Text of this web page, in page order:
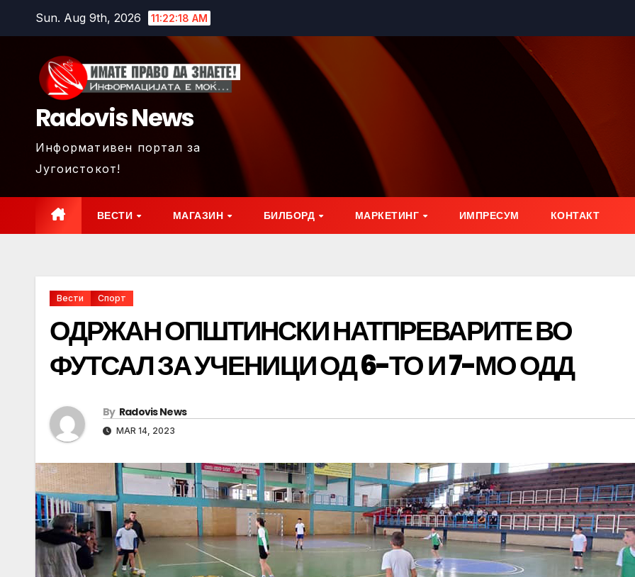
Sun. Aug 9th, 2026 11:22:19 AM
Radovis News
Информативен портал за
Југоистокот!
ВЕСТИ МАГАЗИН БИЛБОРД МАРКЕТИНГ ИМПРЕСУМ КОНТАКТ
Вести Спорт
ОДРЖАН ОПШТИНСКИ НАТПРЕВАРИТЕ ВО
ФУТСАЛ ЗА УЧЕНИЦИ ОД 6-ТО И 7-МО ОДД
By Radovis News
MAR 14, 2023